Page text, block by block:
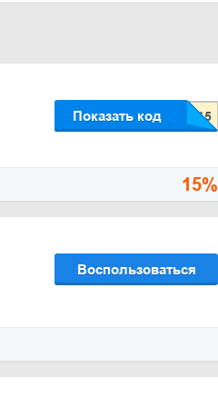
Показать код
15%
Воспользоваться